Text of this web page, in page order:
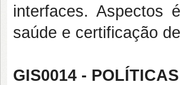
interfaces. Aspectos
saúde e certificação
GIS0014 -